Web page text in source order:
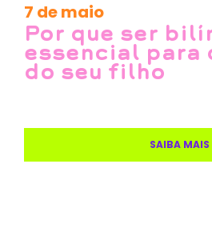
7 de maio
Por que ser
essencial para
do seu filho
SAIBA MAIS